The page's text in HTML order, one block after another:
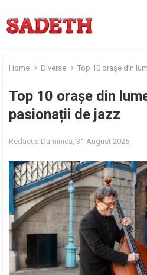
Home Diverse Top 10 orașe din
Top 10 orașe din
pasionații de jazz
Redacția Duminică, 31 August 2025